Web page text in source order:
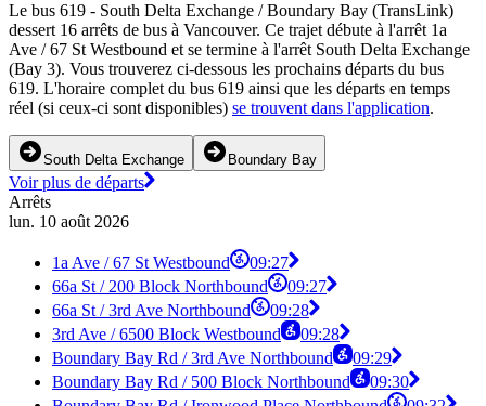
Le bus 619 - South Delta Exchange / Boundary Bay (TransLink)
dessert 16 arrêts de bus à Vancouver. Ce trajet débute à l'arrêt 1a
Ave / 67 St Westbound et se termine à l'arrêt South Delta Exchange
(Bay 3). Vous trouverez ci-dessous les prochains départs du bus
619. L'horaire complet du bus 619 ainsi que les départs en temps
réel (si ceux-ci sont disponibles) se trouvent dans l'application.
South Delta Exchange Boundary Bay
Voir plus de départs
Arrêts
lun. 10 août 2026
1a Ave / 67 St Westbound
09:27
66a St / 200 Block Northbound
09:27
66a St / 3rd Ave Northbound
09:28
3rd Ave / 6500 Block Westbound
09:28
Boundary Bay Rd / 3rd Ave Northbound
09:29
Boundary Bay Rd / 500 Block Northbound
09:30